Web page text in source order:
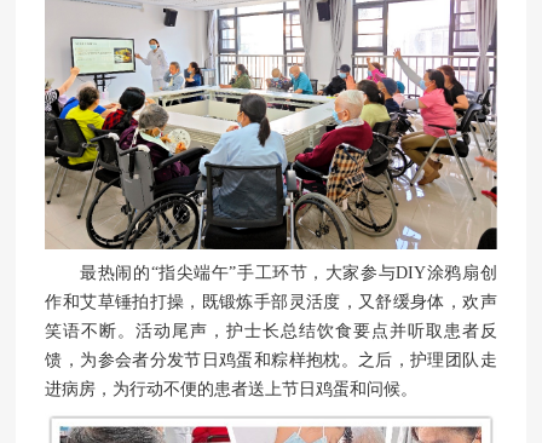
最热闹的“指尖端午”手工环节，大家参与DIY涂鸦扇创
作和艾草锤拍打操，既锻炼手部灵活度，又舒缓身体，欢声
笑语不断。活动尾声，护士长总结饮食要点并听取患者反
馈，为参会者分发节日鸡蛋和粽样抱枕。之后，护理团队走
进病房，为行动不便的患者送上节日鸡蛋和问候。